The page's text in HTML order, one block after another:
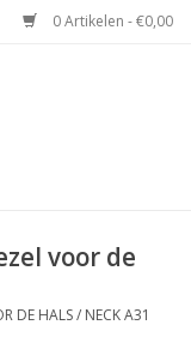
0 Artikelen - €0,00
voor de
DE HALS / NECK A31